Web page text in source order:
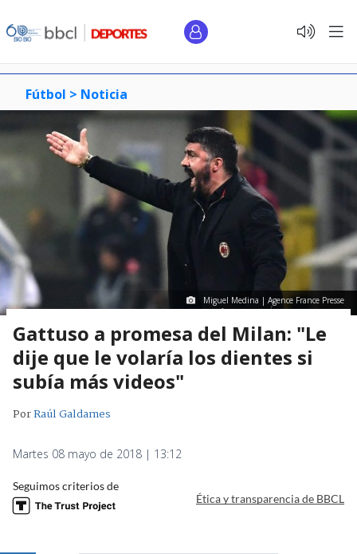
Fútbol > Noticia
Miguel Medina | Agence France Presse
Gattuso a promesa del Milan: "Le
dije que le volaría los dientes si
subía más videos"
PorRaúl Galdames
Martes 08 mayo de 2018 | 13:12
Seguimos criterios de
Ética y transparencia de BBCL